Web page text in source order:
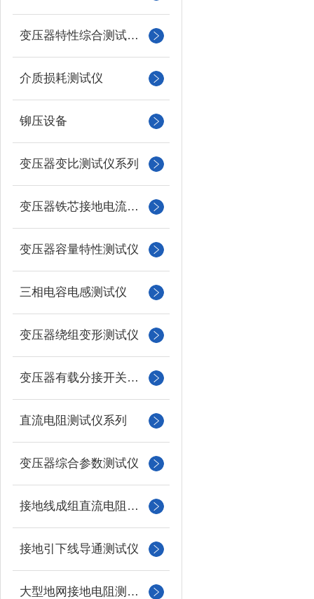
变压器特性综合测试台系列
介质损耗测试仪
铆压设备
变压器变比测试仪系列
变压器铁芯接地电流测试仪
变压器容量特性测试仪
三相电容电感测试仪
变压器绕组变形测试仪
变压器有载分接开关测试仪
直流电阻测试仪系列
变压器综合参数测试仪
接地线成组直流电阻测试仪
接地引下线导通测试仪
大型地网接地电阻测试仪